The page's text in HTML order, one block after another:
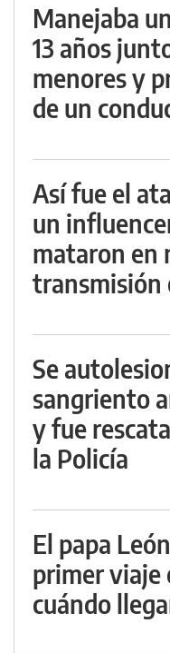
Manejaba
13 años
menores y
de un
Así fue el
un
mataron en
transmisión
Se
sangriento
y fue
la Policía
El papa
primer viaje
cuándo